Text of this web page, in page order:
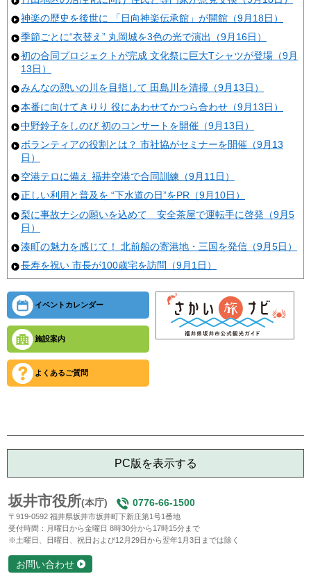
神楽の歴史を後世に 「日向神楽伝承館」が開館（9月18日）
季節ごとに“衣替え” 丸岡城を3色の光で演出（9月16日）
初の合同プロジェクトが完成 文化祭に巨大Tシャツが登場（9月
13日）
みんなの憩いの川を目指して 田島川を清掃（9月13日）
本番に向けてきりり 役にあわせてかつら合わせ（9月13日）
中野鈴子をしのび 初のコンサートを開催（9月13日）
ボランティアの役割とは？ 市社協がセミナーを開催（9月13
日）
空港テロに備え 福井空港で合同訓練（9月11日）
正しい利用と普及を “下水道の日”をPR（9月10日）
梨に事故ナシの願いを込めて 安全茶屋で運転手に啓発（9月5
日）
湊町の魅力を感じて！ 北前船の寄港地・三国を発信（9月5日）
長寿を祝い 市長が100歳宅を訪問（9月1日）
イベントカレンダー
施設案内
よくあるご質問
PC版を表示する
坂井市役所(本庁) 0776-66-1500
〒919-0592 福井県坂井市坂井町下新庄第1号1番地
受付時間：月曜日から金曜日 8時30分から17時15分まで
※土曜日、日曜日、祝日および12月29日から翌年1月3日までは除く
お問い合わせ